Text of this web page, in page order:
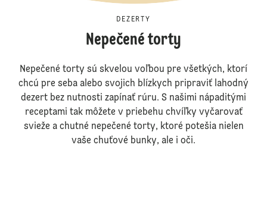
DEZERTY
Nepečené torty
Nepečené torty sú skvelou voľbou pre všetkých, ktorí
chcú pre seba alebo svojich blízkych pripraviť lahodný
dezert bez nutnosti zapínať rúru. S našimi nápaditými
receptami tak môžete v priebehu chvíľky vyčarovať
svieže a chutné nepečené torty, ktoré potešia nielen
vaše chuťové bunky, ale i oči.